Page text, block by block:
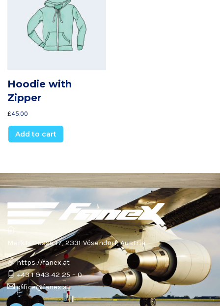
Hoodie with
Zipper
£45.00
Add to cart
Marktstrasse 17, 2331 Vösendorf, Austria
https://fanex.at
+43 1 943 42 25 – 0
office@fanex.at